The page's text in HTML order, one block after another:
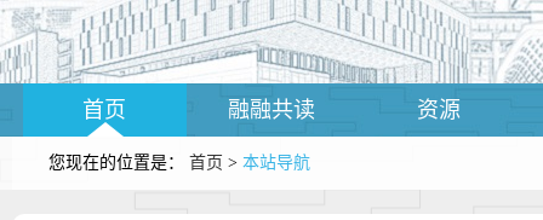
首页 融融共读 资源
您现在的位置是： 首页 > 本站导航